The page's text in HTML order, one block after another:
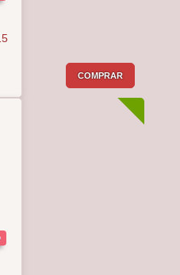
COMPRAR